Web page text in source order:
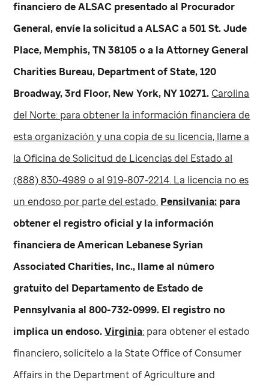
financiero de ALSAC presentado al Procurador
General, envíe la solicitud a ALSAC a 501St. Jude
Place, Memphis, TN 38105 o a la Attorney General
Charities Bureau, Department of State, 120
Broadway, 3rd Floor, New York, NY 10271. Carolina
del Norte: para obtener la información financiera de
esta organización y una copia de su licencia, llame a
la Oficina de Solicitud de Licencias del Estado al
(888) 830-4989 o al 919-807-2214. La licencia no es
un endoso por parte del estado. Pensilvania: para
obtener el registro oficial y la información
financiera de American Lebanese Syrian
Associated Charities, Inc., llame al número
gratuito del Departamento de Estado de
Pennsylvania al 800-732-0999. El registro no
implica un endoso.Virginia: para obtener el estado
financiero, solicítelo a la State Office of Consumer
Affairs in the Department of Agriculture and